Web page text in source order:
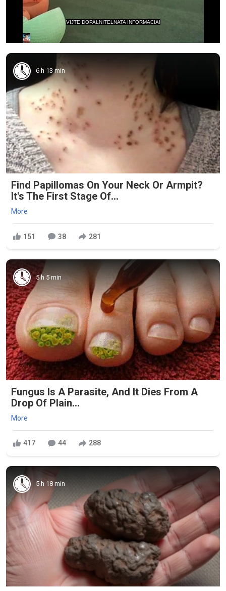
6 h 13 min
Find Papillomas On Your Neck Or Armpit?
It's The First Stage Of...
More
151 38 281
5 h 5 min
Fungus Is A Parasite, And It Dies From A
Drop Of Plain...
More
417 44 288
5 h 18 min